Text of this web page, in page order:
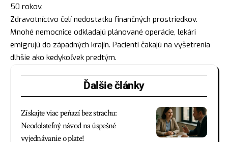
50 rokov.
Zdravotníctvo čelí nedostatku finančných prostriedkov.
Mnohé nemocnice odkladajú plánované operácie, lekári
emigrujú do západných krajín. Pacienti čakajú na vyšetrenia
dlhšie ako kedykoľvek predtým.
Ďalšie články
Získajte viac peňazí bez strachu:
Neodolateľný návod na úspešné
vyjednávanie o plate!